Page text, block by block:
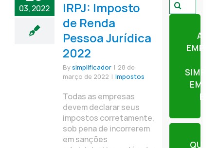
03, 2022
IRPJ: Imposto
de Renda
Pessoa Jurídica
2022
Bysimplificador | 28 de
março de 2022 | Impostos
Todas as empresas
devem declarar seus
impostos corretamente,
sob pena de incorrerem
em sanções
por:
EM
QUER